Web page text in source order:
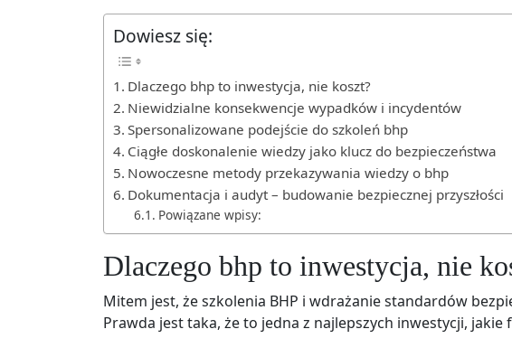
Dowiesz się:
Dlaczego bhp to inwestycja, nie koszt?
Niewidzialne konsekwencje wypadków i incydentów
Spersonalizowane podejście do szkoleń bhp
Ciągłe doskonalenie wiedzy jako klucz do bezpieczeństwa
Nowoczesne metody przekazywania wiedzy o bhp
Dokumentacja i audyt – budowanie bezpiecznej przyszłości
Powiązane wpisy:
Dlaczego bhp to inwestycja, nie
Mitem jest, że szkolenia BHP i wdrażanie standardów
Prawda jest taka, że to jedna z najlepszych inwestycji,